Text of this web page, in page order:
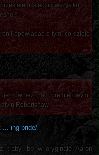
śledzić wszystko, co
opowiadać o tym, co dzieje
również nad premierowymi
Robertshaw
... ing-bride/
trąby, bo w oryginale Aaron